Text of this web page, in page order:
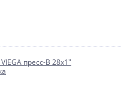
пресс-В 28х1"